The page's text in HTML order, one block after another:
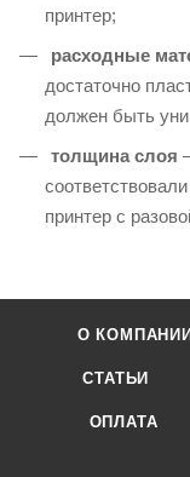
принтер;
расходные
достаточно
должен быть
толщина слоя
принтер с
О КОМПАНИИ
СТАТЬИ
ОПЛАТА